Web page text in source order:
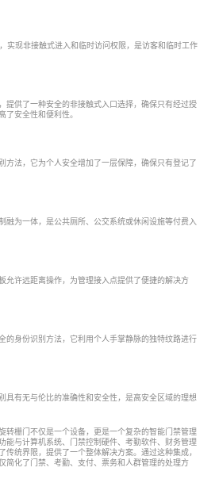
实现非接触式进入和临时访问权限，是访客和临时工作
提供了一种安全的非接触式入口选择，确保只有经过授
了安全性和便利性。
方法，它为个人安全增加了一层保障，确保只有登记了
融为一体，是公共厕所、公交系统或休闲设施等付费入
允许远距离操作，为管理接入点提供了便捷的解决方
的身份识别方法，它利用个人手掌静脉的独特纹路进行
具有无与伦比的准确性和安全性，是高安全区域的理想
转栅门不仅是一个设备，更是一个复杂的智能门禁管理
能与计算机系统、门禁控制硬件、考勤软件、财务管理
传统界限，提供了一个整体解决方案。通过这种集成，
简化了门禁、考勤、支付、票务和人群管理的处理方